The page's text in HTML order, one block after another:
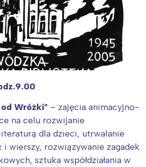
Wróżki" – zajęcia animacyjno-
na celu rozwijanie
dla dzieci, utrwalanie
wierszy, rozwiązywanie zagadek
sztuka współdziałania w